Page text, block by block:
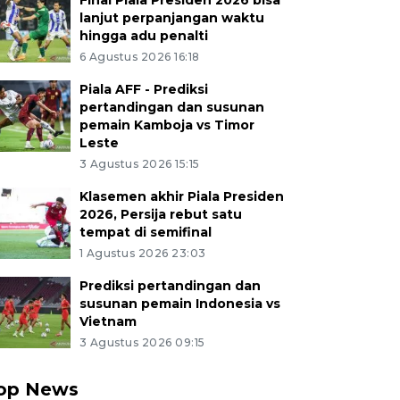
lanjut perpanjangan waktu
hingga adu penalti
6 Agustus 2026 16:18
Piala AFF - Prediksi
pertandingan dan susunan
pemain Kamboja vs Timor
Leste
3 Agustus 2026 15:15
Klasemen akhir Piala Presiden
2026, Persija rebut satu
tempat di semifinal
1 Agustus 2026 23:03
Prediksi pertandingan dan
susunan pemain Indonesia vs
Vietnam
3 Agustus 2026 09:15
News